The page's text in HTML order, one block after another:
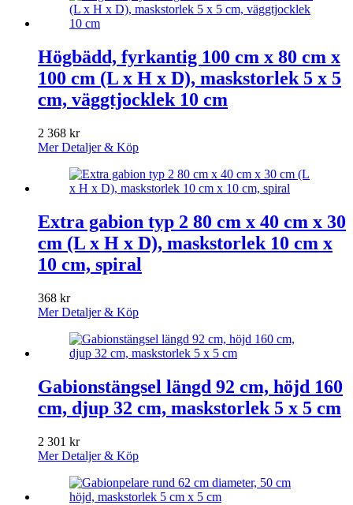
Högbädd, fyrkantig 100 cm x 80 cm x
100 cm (L x H x D), maskstorlek 5 x 5
cm, väggtjocklek 10 cm
2 368 kr
Mer Detaljer & Köp
Extra gabion typ 2 80 cm x 40 cm x 30
cm (L x H x D), maskstorlek 10 cm x
10 cm, spiral
368 kr
Mer Detaljer & Köp
Gabionstängsel längd 92 cm, höjd 160
cm, djup 32 cm, maskstorlek 5 x 5 cm
2 301 kr
Mer Detaljer & Köp